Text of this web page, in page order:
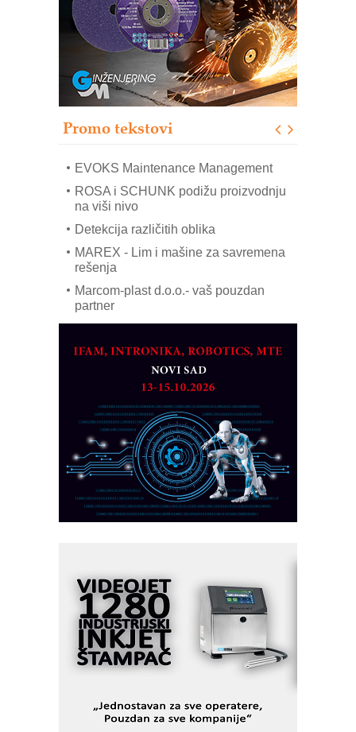
Promo tekstovi
IB BLUMENAUER - više od 40 godina
poverenja u industriji
RMQ-TITAN ADVANCED INDICATOR
– Pametna signalizacija za efikasnije
upravljanje mašinama
Sigurnije ispitivanje transformatora u
solarnim elektranama i vetroparkovima
EVOKS Maintenance Management
ROSA i SCHUNK podižu proizvodnju
na viši nivo
Detekcija različitih oblika
MAREX - Lim i mašine za savremena
rešenja
Marcom-plast d.o.o.- vaš pouzdan
partner
obradu!
Razvoj asortimanskog pravca MINI-
PLC AKYTEC
AUKOM: Svetski standard metrologije
dostupan u Srbiji
MOTOMAN – NEXT-Robotika vođena
veštačkom inteligencijom
I.SAFE MOBILE revolucioniše
industrijsku automatizaciju
pionirskimmobile operator PANEL-OM
KIP KOP – napredna rešenja za
savremene industrijske i logističke
objekte
Alba d.o.o. – 35 godina preciznosti u
metrologiji i pametnim dozirnim
rešenjima
STAUFF – Komponente koje